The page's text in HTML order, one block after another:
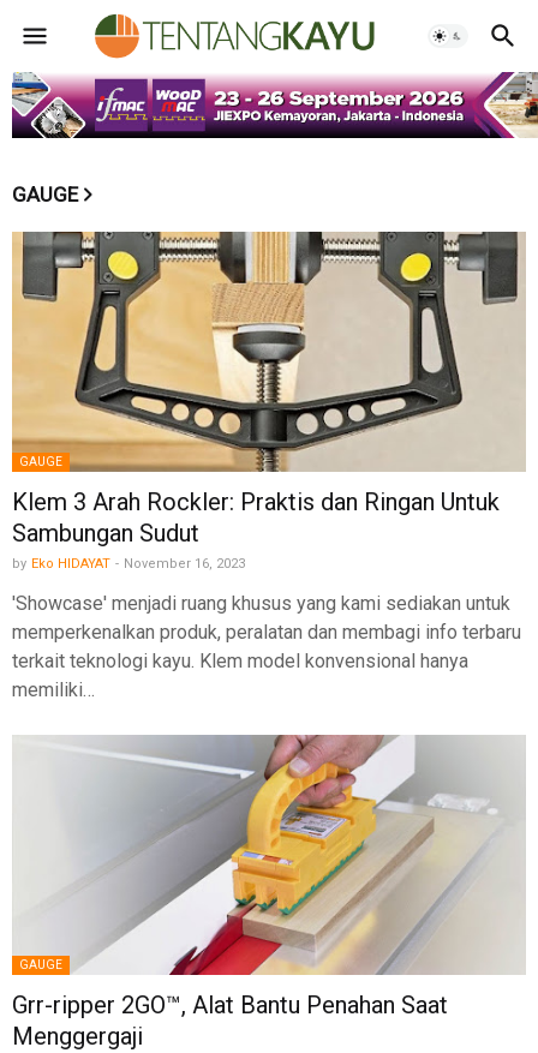
GAUGE
GAUGE
Klem 3 Arah Rockler: Praktis dan Ringan Untuk
Sambungan Sudut
by Eko HIDAYAT - November 16, 2023
'Showcase' menjadi ruang khusus yang kami sediakan untuk
memperkenalkan produk, peralatan dan membagi info terbaru
terkait teknologi kayu. Klem model konvensional hanya
memiliki…
GAUGE
Grr-ripper 2GO™, Alat Bantu Penahan Saat
Menggergaji